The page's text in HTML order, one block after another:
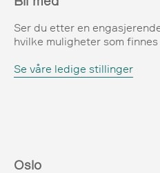
Ser du etter en
hvilke muligheter som finnes
Se våre ledige stillinger
Oslo